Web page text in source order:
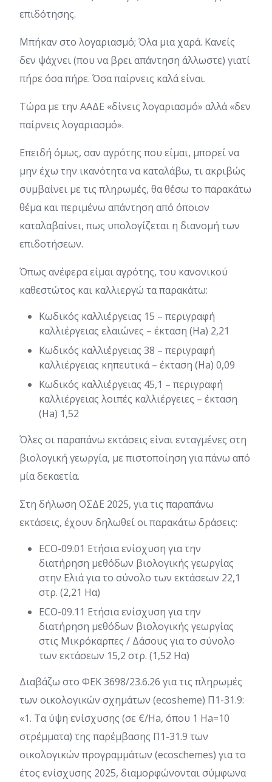
επιδότησης.
Μπήκαν στο λογαριασμό; Όλα μια χαρά. Κανείς
δεν ψάχνει (που να βρει απάντηση άλλωστε) γιατί
πήρε όσα πήρε. Όσα παίρνεις καλά είναι.
Τώρα με την ΑΑΔΕ «δίνεις λογαριασμό» αλλά «δεν
παίρνεις λογαριασμό».
Επειδή όμως, σαν αγρότης που είμαι, μπορεί να
μην έχω την ικανότητα να καταλάβω, τι ακριβώς
συμβαίνει με τις πληρωμές, θα θέσω το παρακάτω
θέμα και περιμένω απάντηση από όποιον
καταλαβαίνει, πως υπολογίζεται η διανομή των
επιδοτήσεων.
Όπως ανέφερα είμαι αγρότης, του κανονικού
καθεστώτος και καλλιεργώ τα παρακάτω:
Κωδικός καλλιέργειας 15 – περιγραφή
καλλιέργειας ελαιώνες – έκταση (Ha) 2,21
Κωδικός καλλιέργειας 38 – περιγραφή
καλλιέργειας κηπευτικά – έκταση (Ha) 0,09
Κωδικός καλλιέργειας 45,1 – περιγραφή
καλλιέργειας λοιπές καλλιέργειες – έκταση
(Ha) 1,52
Όλες οι παραπάνω εκτάσεις είναι ενταγμένες στη
βιολογική γεωργία, με πιστοποίηση για πάνω από
μία δεκαετία.
Στη δήλωση ΟΣΔΕ 2025, για τις παραπάνω
εκτάσεις, έχουν δηλωθεί οι παρακάτω δράσεις:
ECO-09.01 Ετήσια ενίσχυση για την
διατήρηση μεθόδων βιολογικής γεωργίας
στην Ελιά για το σύνολο των εκτάσεων 22,1
στρ. (2,21 Ηα)
ECO-09.11 Ετήσια ενίσχυση για την
διατήρηση μεθόδων βιολογικής γεωργίας
στις Μικρόκαρπες / Δάσους για το σύνολο
των εκτάσεων 15,2 στρ. (1,52 Ηα)
Διαβάζω στο ΦΕΚ 3698/23.6.26 για τις πληρωμές
των οικολογικών σχημάτων (ecosheme) Π1-31.9:
«1. Τα ύψη ενίσχυσης (σε €/Ha, όπου 1 Ha=10
στρέμματα) της παρέμβασης Π1-31.9 των
οικολογικών προγραμμάτων (ecoschemes) για το
έτος ενίσχυσης 2025, διαμορφώνονται σύμφωνα